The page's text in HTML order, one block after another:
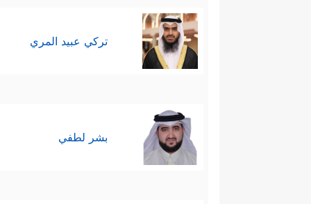
وَفُرَ ٰ⁠دَىٰ ثُمَّ تَتَفَكَّرُواْۚ مَا بِصَاحِبِكُم مِّن
سابعًا: يُؤكِّد القرآن أهميةَ
ثامنًا: يذكر القرآن بعد كلِّ
وكأنَّه يقول لهم: لقد كان
وعطَّل عقولَكم؟
تركي عبيد المري
بشر لطفي